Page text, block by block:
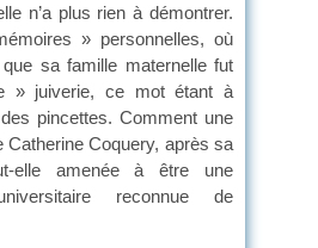
n’a plus rien à démontrer.
» personnelles, où
que sa famille maternelle fut
» juiverie, ce mot étant à
pincettes. Comment une
Catherine Coquery, après sa
elle amenée à être une
reconnue de